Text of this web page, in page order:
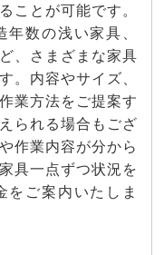
ことが可能です。
数の浅い家具、
、さまざまな家具
。内容やサイズ、
業方法をご提案す
られる場合もござ
作業内容が分から
具一点ずつ状況を
をご案内いたしま